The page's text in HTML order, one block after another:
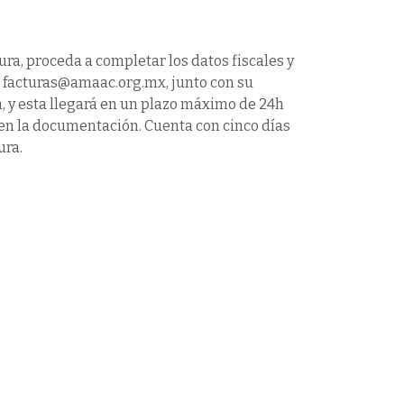
proceda a completar los datos fiscales y
junto con su
y esta llegará en un plazo máximo de 24h
la documentación. Cuenta con cinco días